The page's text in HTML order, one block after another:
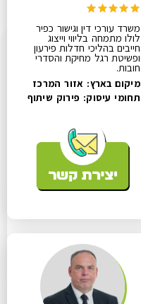
משרד עורכי דין וגישור כפיר
לולו מתמחה בליווי וייצוג
חייבים בהליכי חדלות פירעון
ופשיטת רגל מחיקת והסדרי
חובות.
מיקום בארץ: אזור המרכז
תחומי עיסוק: פירוק שיתוף